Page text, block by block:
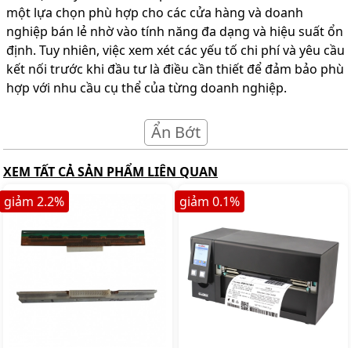
một lựa chọn phù hợp cho các cửa hàng và doanh
nghiệp bán lẻ nhờ vào tính năng đa dạng và hiệu suất ổn
định. Tuy nhiên, việc xem xét các yếu tố chi phí và yêu cầu
kết nối trước khi đầu tư là điều cần thiết để đảm bảo phù
hợp với nhu cầu cụ thể của từng doanh nghiệp.
Ẩn Bớt
XEM TẤT CẢ SẢN PHẨM LIÊN QUAN
giảm 2.2% giảm 0.1%